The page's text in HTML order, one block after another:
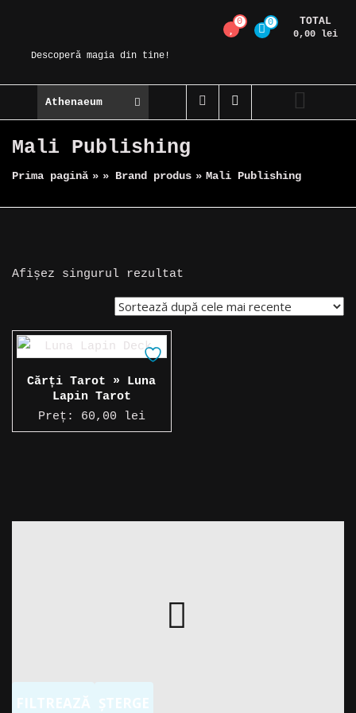
contentDescoperă magia din tine!
0 0 TOTAL
0,00 lei
Athenaeum
Mali Publishing
Prima pagină » » Brand produs » Mali Publishing
Afișez singurul rezultat
Cărți Tarot » Luna
Lapin Tarot
Preț: 60,00 lei
FILTREAZĂ ȘTERGE